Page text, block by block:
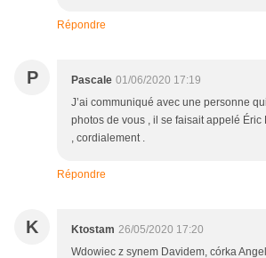
Répondre
P Pascale 01/06/2020 17:19
J’ai communiqué avec une personne
photos de vous , il se faisait appelé Éric
, cordialement .
Répondre
K Ktostam 26/05/2020 17:20
Wdowiec z synem Davidem, córka